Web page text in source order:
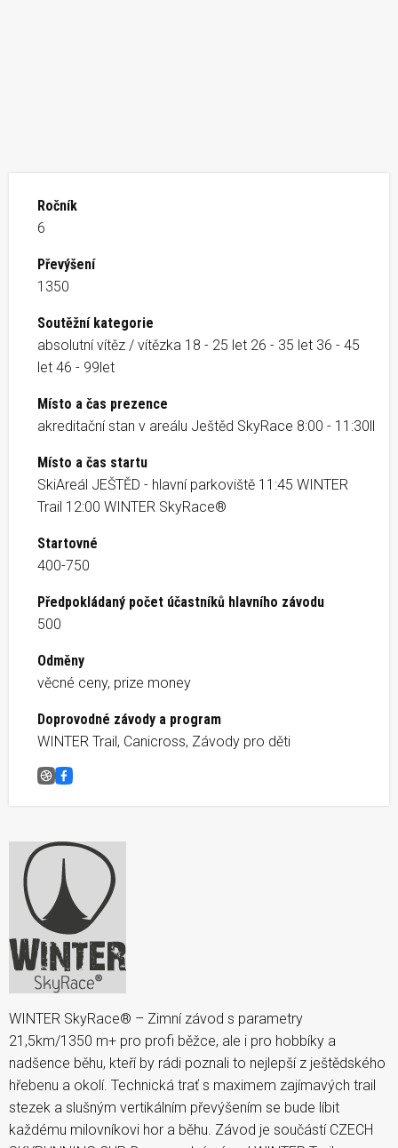
Ročník
6
Převýšení
1350
Soutěžní kategorie
absolutní vítěz / vítězka 18 - 25 let 26 - 35 let 36 - 45
let 46 - 99let
Místo a čas prezence
akreditační stan v areálu Ještěd SkyRace 8:00 - 11:30ll
Místo a čas startu
SkiAreál JEŠTĚD - hlavní parkoviště 11:45 WINTER
Trail 12:00 WINTER SkyRace®
Startovné
400-750
Předpokládaný počet účastníků hlavního závodu
500
Odměny
věcné ceny, prize money
Doprovodné závody a program
WINTER Trail, Canicross, Závody pro děti
Winter SkyRace
Facebook
WINTER SkyRace® – Zimní závod s parametry
21,5km/1350 m+ pro profi běžce, ale i pro hobbíky a
nadšence běhu, kteří by rádi poznali to nejlepší z ještědského
hřebenu a okolí. Technická trať s maximem zajímavých trail
stezek a slušným vertikálním převýšením se bude líbit
každému milovníkovi hor a běhu. Závod je součástí CZECH